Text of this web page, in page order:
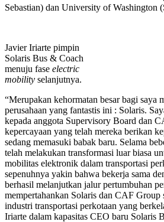
Sebastian) dan University of Washington
Javier Iriarte pimpin
Solaris Bus & Coach
menuju fase electric
mobility selanjutnya.
“Merupakan kehormatan besar bagi saya
perusahaan yang fantastis ini : Solaris.
kepada anggota Supervisory Board dan
kepercayaan yang telah mereka berikan
sedang memasuki babak baru. Selama
telah melakukan transformasi luar biasa
mobilitas elektronik dalam transportasi
sepenuhnya yakin bahwa bekerja sama
berhasil melanjutkan jalur pertumbuhan
mempertahankan Solaris dan CAF Group
industri transportasi perkotaan yang
Iriarte dalam kapasitas CEO baru Solaris